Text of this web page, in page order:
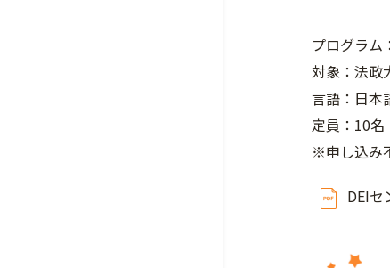
プログラム
対象：法政
言語：日本
定員：10名
※申し込み
DEIセ